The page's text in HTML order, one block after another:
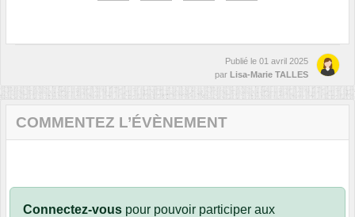
Publié le 01 avril 2025
par Lisa-Marie TALLES
COMMENTEZ L’ÉVÈNEMENT
Connectez-vous pour pouvoir participer aux